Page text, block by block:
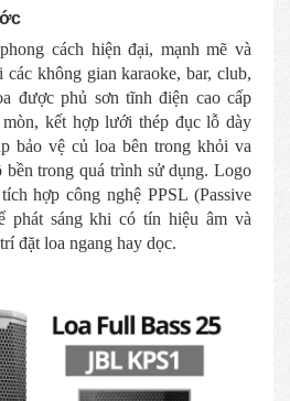
cách hiện đại, mạnh mẽ và
không gian karaoke, bar, club,
được phủ sơn tĩnh điện cao cấp
kết hợp lưới thép đục lỗ dày
bảo vệ củ loa bên trong khỏi va
bền trong quá trình sử dụng. Logo
hợp công nghệ PPSL (Passive
phát sáng khi có tín hiệu âm và
đặt loa ngang hay dọc.